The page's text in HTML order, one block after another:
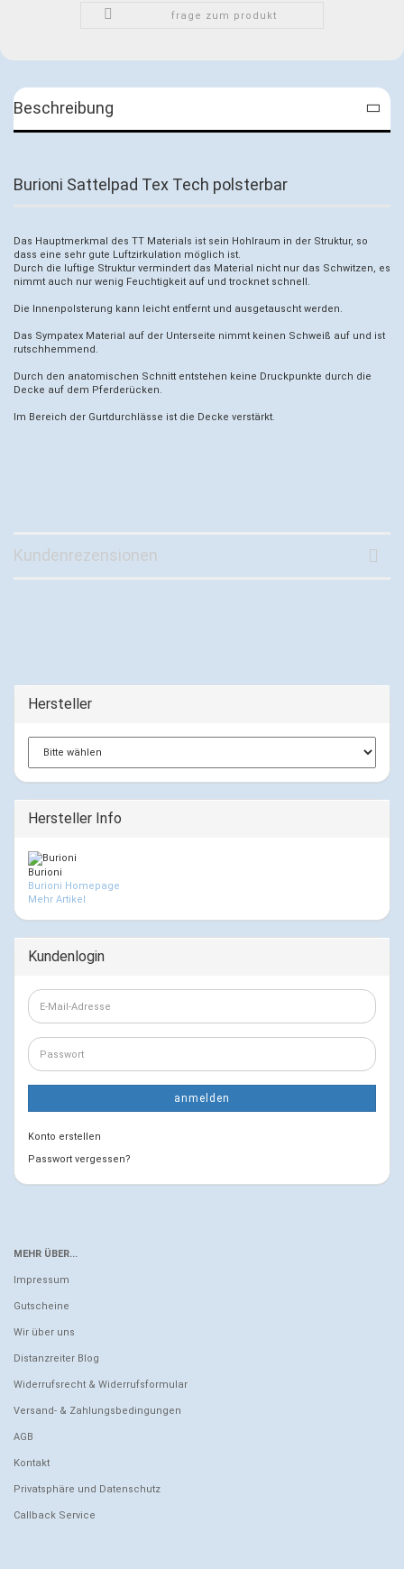
frage zum produkt
Beschreibung
Burioni Sattelpad Tex Tech polsterbar
Das Hauptmerkmal des TT Materials ist sein Hohlraum in der Struktur, so
dass eine sehr gute Luftzirkulation möglich ist.
Durch die luftige Struktur vermindert das Material nicht nur das Schwitzen, es
nimmt auch nur wenig Feuchtigkeit auf und trocknet schnell.
Die Innenpolsterung kann leicht entfernt und ausgetauscht werden.
Das Sympatex Material auf der Unterseite nimmt keinen Schweiß auf und ist
rutschhemmend.
Durch den anatomischen Schnitt entstehen keine Druckpunkte durch die
Decke auf dem Pferderücken.
Im Bereich der Gurtdurchlässe ist die Decke verstärkt.
Kundenrezensionen
Hersteller
Hersteller Info
Burioni
Burioni Homepage
Mehr Artikel
Kundenlogin
E-
Passwort
anmelden
Konto erstellen
Passwort vergessen?
MEHR ÜBER...
Impressum
Gutscheine
Wir über uns
Distanzreiter Blog
Widerrufsrecht & Widerrufsformular
Versand- & Zahlungsbedingungen
AGB
Kontakt
Privatsphäre und Datenschutz
Callback Service